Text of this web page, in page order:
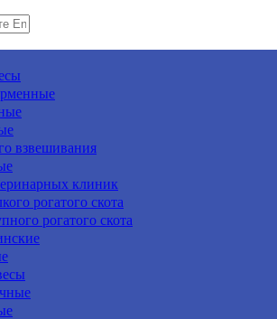
взвешивания
клиник
рогатого скота
рогатого скота